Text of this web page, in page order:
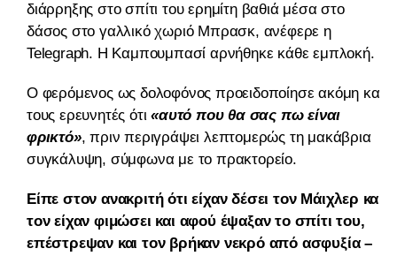
διάρρηξης στο σπίτι του ερημίτη βαθιά μέσα στο
δάσος στο γαλλικό χωριό Μπρασκ, ανέφερε η
Telegraph. Η Καμπουμπασί αρνήθηκε κάθε εμπλοκή.
Ο φερόμενος ως δολοφόνος προειδοποίησε ακόμη και
τους ερευνητές ότι«αυτό που θα σας πω είναι
φρικτό», πριν περιγράψει λεπτομερώς τη μακάβρια
συγκάλυψη, σύμφωνα με το πρακτορείο.
Είπε στον ανακριτή ότι είχαν δέσει τον Μάιχλερ και
τον είχαν φιμώσει και αφού έψαξαν το σπίτι του,
επέστρεψαν και τον βρήκαν νεκρό από ασφυξία –